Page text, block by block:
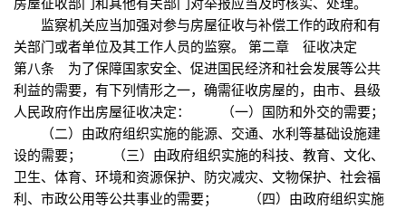
监察机关应当加强对参与房屋征收与补偿工作的政府和有
关部门或者单位及其工作人员的监察。 第二章 征收决定
第八条 为了保障国家安全、促进国民经济和社会发展等公共
利益的需要，有下列情形之一，确需征收房屋的，由市、县级
人民政府作出房屋征收决定： （一）国防和外交的需要；
（二）由政府组织实施的能源、交通、水利等基础设施建
设的需要； （三）由政府组织实施的科技、教育、文化、
卫生、体育、环境和资源保护、防灾减灾、文物保护、社会福
利、市政公用等公共事业的需要； （四）由政府组织实施